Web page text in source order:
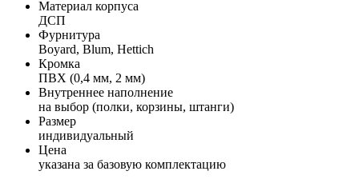
Материал корпуса
ДСП
Фурнитура
Boyard, Blum, Hettich
Кромка
ПВХ (0,4 мм, 2 мм)
Внутреннее наполнение
на выбор (полки, корзины, штанги)
Размер
индивидуальный
Цена
указана за базовую комплектацию